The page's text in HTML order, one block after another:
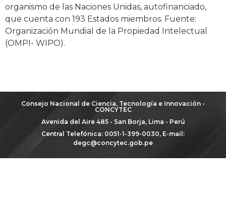
organismo de las Naciones Unidas, autofinanciado,
que cuenta con 193 Estados miembros. Fuente:
Organización Mundial de la Propiedad Intelectual
(OMPI- WIPO).
Consejo Nacional de Ciencia, Tecnología e Innovación -
CONCYTEC
Avenida del Aire 485 - San Borja, Lima - Perú
Central Telefónica: 0051-1-399-0030, E-mail:
degc@concytec.gob.pe